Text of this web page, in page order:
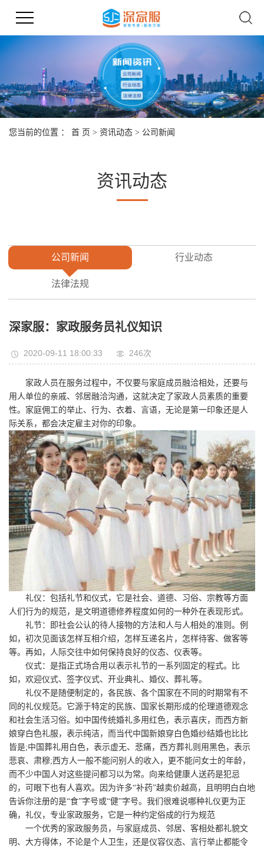
您当前的位置 ： 首 页 > 资讯动态 > 公司新闻
资讯动态
公司新闻 行业动态
法律法规
深家服：家政服务员礼仪知识
2020-09-11 18:00:33 246次
家政人员在服务过程中，不仅要与家庭成员融洽相处，还要与
用人单位的亲戚、邻居融洽沟通，这就决定了家政人员素质的重要
性。家庭佣工的举止、行为、衣着、言语，无论是第一印象还是人
际关系，都会决定雇主对你的印象。
礼仪：包括礼节和仪式，它是社会、道德、习俗、宗教等方面
人们行为的规范，是文明道德修养程度如何的一种外在表现形式。
礼节：即社会公认的待人接物的方法和人与人相处的准则。例
如，初次见面该怎样互相介绍，怎样互递名片，怎样待客、做客等
等。再如，人际交往中如何保持良好的仪态、仪表等。
仪式：是指正式场合用以表示礼节的一系列固定的程式。比
如，欢迎仪式、签字仪式、开业典礼、婚仪、葬礼等。
礼仪不是随便制定的，各民族、各个国家在不同的时期常有不
同的礼仪规范。它源于特定的民族、国家长期形成的伦理道德观念
和社会生活习俗。如中国传统婚礼多用红色，表示喜庆，而西方新
娘穿白色礼服，表示纯洁，而当代中国新娘穿白色婚纱结婚也比比
皆是;中国葬礼用白色，表示虚无、悲痛，西方葬礼则用黑色，表示
悲哀、肃穆;西方人一般不能问别人的收入，更不能问女士的年龄，
而不少中国人对这些提问都习以为常。向来给健康人送药是犯忌
的，可眼下也有人喜欢。因为许多“补药”越卖价越高，且明明白白地
告诉你注册的是“食”字号或“健”字号。我们很难说哪种礼仪更为正
确，礼仪，专业家政服务，它是一种约定俗成的行为规范
一个优秀的家政服务员，与家庭成员、邻居、客相处都礼貌文
明、大方得体，不论是个人卫生，还是仪容仪态、言行举止都能令